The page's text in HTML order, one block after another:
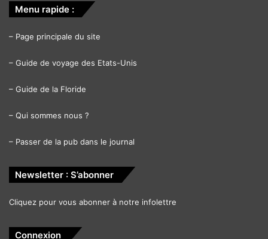
Menu rapide :
– Page principale du site
– Guide de voyage des Etats-Unis
– Guide de la Floride
– Qui sommes nous ?
– Passer de la pub dans le journal
Newsletter : S’abonner
Cliquez pour vous abonner à notre infolettre
Connexion